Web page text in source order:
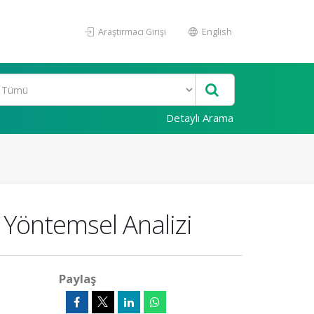
Araştırmacı Girişi English
Detaylı Arama
Yöntemsel Analizi
Paylaş